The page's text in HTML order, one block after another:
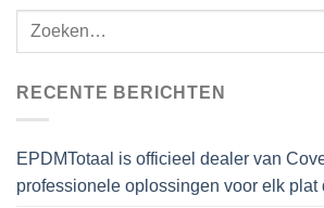
RECENTE BERICHTEN
EPDMTotaal is officieel dealer van
professionele oplossingen voor elk plat